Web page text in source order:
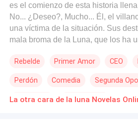
es el comienzo de esta historia
No... ¿Deseo?, Mucho... Él, el
una víctima de la situación. Sus
mala broma de la Luna, que los ha
como lo hace el deseo, pero,
futuro juntos? Eso lo descubriremos
entrega de la trilogía Luna Azul,
Rebelde Primer Amor CEO
Perdón Comedia Segunda
Aventurera Adolescente